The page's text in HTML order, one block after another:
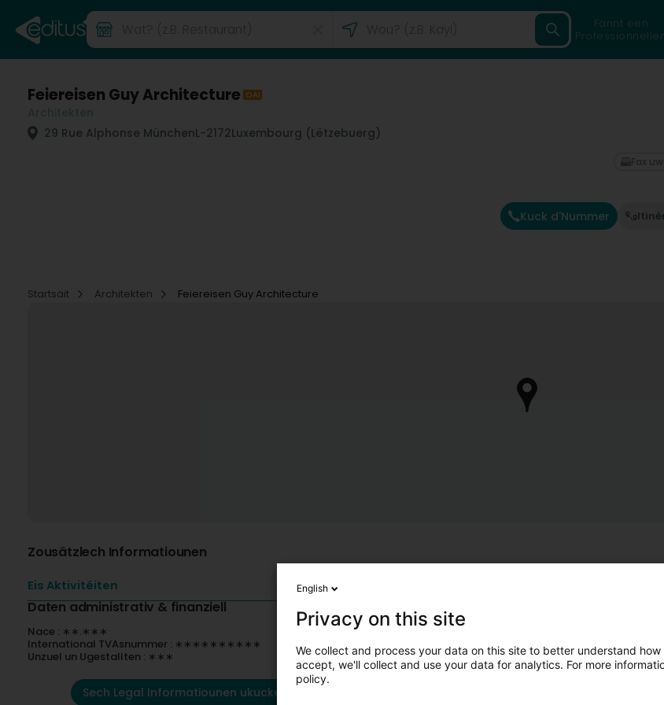
Fannt een
Feiereisen Guy Architecture OAI
29 Rue Alphonse MünchenL-2172Luxembourg (Lëtzebuerg)
Kuck d'Nummer
Fax
Startsäit
Architekten Feiereisen Guy Architecture
Zousätzlech Informatiounen
Eis Aktivitéiten
Daten administrativ & finanziell
Nace : ∗∗.∗∗∗
International TVAsnummer : ∗∗∗∗∗∗∗∗∗∗
Unzuel un Ugestallten : ∗∗∗
Sech Legal Informatiounen ukucken
English
Privacy on this site
We collect and process your data on this site to better understand how
accept, we'll collect and use your data for analytics. For more
policy.